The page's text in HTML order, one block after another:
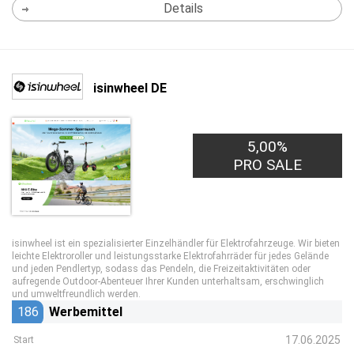
Details
isinwheel DE
5,00%
PRO SALE
isinwheel ist ein spezialisierter Einzelhändler für Elektrofahrzeuge. Wir bieten
leichte Elektroroller und leistungsstarke Elektrofahrräder für jedes Gelände
und jeden Pendlertyp, sodass das Pendeln, die Freizeitaktivitäten oder
aufregende Outdoor-Abenteuer Ihrer Kunden unterhaltsam, erschwinglich
und umweltfreundlich werden.
186 Werbemittel
Start 17.06.2025